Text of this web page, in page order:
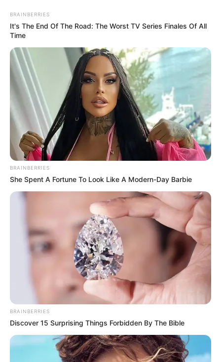
HOME
SERIES
BRAINBERRIES
It's The End Of The Road: The Worst TV Series Finales Of All
Time
BRAINBERRIES
She Spent A Fortune To Look Like A Modern-Day Barbie
BRAINBERRIES
Discover 15 Surprising Things Forbidden By The Bible